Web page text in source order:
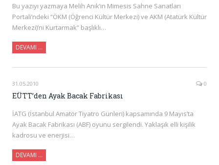
Bu yazıyı yazmaya Melih Anık’ın Mimesis Sahne Sanatları
Portali’ndeki “ÖKM (Öğrenci Kültür Merkezi) ve AKM (Atatürk Kültür
Merkezi)’ni Kurtarmak” başlıklı…
DEVAMI …
31.05.2010 0
EÜTT’den Ayak Bacak Fabrikası
İATG (İstanbul Amatör Tiyatro Günleri) kapsamında 9 Mayıs’ta
Ayak Bacak Fabrikası (ABF) oyunu sergilendi. Yaklaşık elli kişilik
kadrosu ve enerjisi…
DEVAMI …